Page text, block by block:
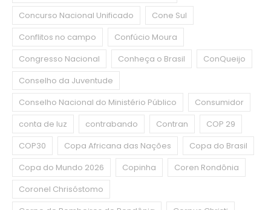
Concurso Nacional Unificado
Cone Sul
Conflitos no campo
Confúcio Moura
Congresso Nacional
Conheça o Brasil
ConQueijo
Conselho da Juventude
Conselho Nacional do Ministério Público
Consumidor
conta de luz
contrabando Contran
COP 29
COP30
Copa Africana das Nações
Copa do Brasil
Copa do Mundo 2026
Copinha
Coren Rondônia
Coronel Chrisóstomo